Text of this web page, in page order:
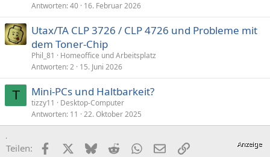
Antworten 40 16. Februar 2026
Utax/TA CLP 3726 / CLP 4726 und Probleme mit
dem Toner-Chip
Phil_81
Homeoffice und Arbeitsplatz
Antworten 2 15. Juni 2026
T Mini-PCs und Haltbarkeit?
tizzy11
Desktop-Computer
Antworten 11 22. Oktober 2025
Teilen: FacebookX (Twitter)
BlueskyRedditWhatsApp
E-MailLink